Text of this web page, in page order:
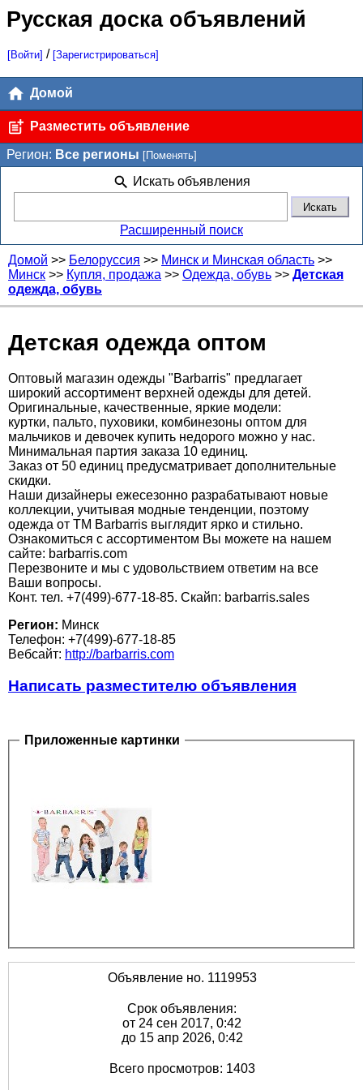
Русская доска объявлений
[Войти] / [Зарегистрироваться]
Домой
Разместить объявление
Регион: Все регионы [Поменять]
Искать объявления
Расширенный поиск
Домой >> Белоруссия >> Минск и Минская область >>
Минск >> Купля, продажа >> Одежда, обувь >> Детская
одежда, обувь
Детская одежда оптом
Оптовый магазин одежды "Barbarris" предлагает
широкий ассортимент верхней одежды для детей.
Оригинальные, качественные, яркие модели:
куртки, пальто, пуховики, комбинезоны оптом для
мальчиков и девочек купить недорого можно у нас.
Минимальная партия заказа 10 единиц.
Заказ от 50 единиц предусматривает дополнительные
скидки.
Наши дизайнеры ежесезонно разрабатывают новые
коллекции, учитывая модные тенденции, поэтому
одежда от TM Barbarris выглядит ярко и стильно.
Ознакомиться с ассортиментом Вы можете на нашем
сайте: barbarris.com
Перезвоните и мы с удовольствием ответим на все
Ваши вопросы.
Конт. тел. +7(499)-677-18-85. Скайп: barbarris.sales
Регион: Минск
Телефон: +7(499)-677-18-85
Вебсайт: http://barbarris.com
Написать разместителю объявления
Приложенные картинки
Объявление но. 1119953
Срок объявления:
от 24 сен 2017, 0:42
до 15 апр 2026, 0:42
Всего просмотров: 1403